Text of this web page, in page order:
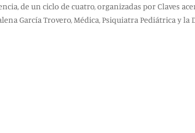
de un ciclo de cuatro, organizadas por Claves
García Trovero, Médica, Psiquiatra Pediátrica y la